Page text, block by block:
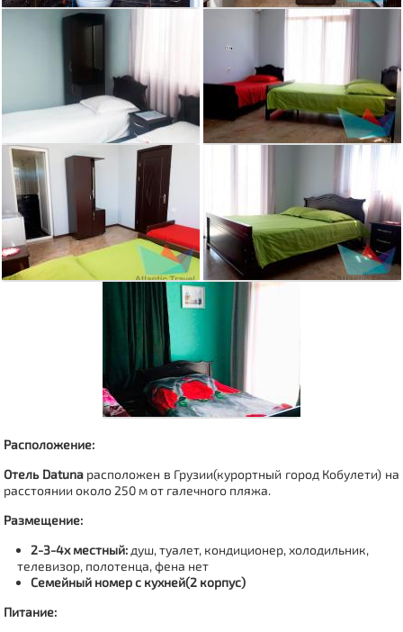
Расположение:
Отель Datuna расположен в Грузии(курортный город Кобулети) на
расстоянии около 250 м от галечного пляжа.
Размещение:
2-3-4х местный: душ, туалет, кондиционер, холодильник,
телевизор, полотенца, фена нет
Семейный номер с кухней(2 корпус)
Питание: